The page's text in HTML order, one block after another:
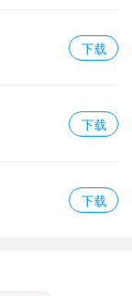
下载
下载
下载